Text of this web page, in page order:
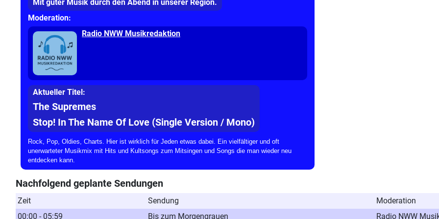
Mit guter Musik durch den Abend in unserer Region.
Moderation:
Radio NWW Musikredaktion
Aktueller Titel:
The Supremes
Stop! In The Name Of Love (Single Version / Mono)
Rock, Pop, Oldies, Charts. Hier ist wirklich für Jeden etwas dabei. Ein vielfältiger und oft
unerwarteter Musikmix mit Hits und Kultsongs zum Mitsingen und Songs die man wieder neu
entdecken kann.
Nachfolgend geplante Sendungen
Zeit Sendung
Moderation
00:00 - 05:59
Bis zum Morgengrauen Radio NWW